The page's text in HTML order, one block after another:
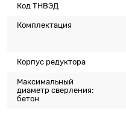
Код ТНВЭД
Комплектация
Корпус редуктора
Максимальный
диаметр сверления:
бетон